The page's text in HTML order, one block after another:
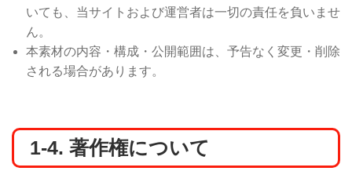
いても、当サイトおよび運営者は一切の責任を負いませ
ん。
本素材の内容・構成・公開範囲は、予告なく変更・削除
される場合があります。
1-4. 著作権について